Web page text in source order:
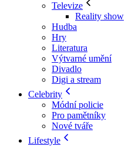
Televize
Reality show
Hudba
Hry
Literatura
Výtvarné umění
Divadlo
Digi a stream
Celebrity
Módní policie
Pro pamětníky
Nové tváře
Lifestyle